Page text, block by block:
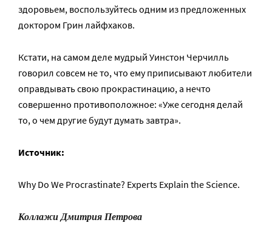
здоровьем, воспользуйтесь одним из предложенных
доктором Грин лайфхаков.
Кстати, на самом деле мудрый Уинстон Черчилль
говорил совсем не то, что ему приписывают любители
оправдывать свою прокрастинацию, а нечто
совершенно противоположное: «Уже сегодня делай
то, о чем другие будут думать завтра».
Источник:
Why Do We Procrastinate? Experts Explain the Science.
Коллажи Дмитрия Петрова